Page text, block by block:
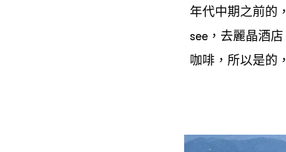
年代中期之前的 ，
see， 去麗晶酒店
咖啡 ， 所以是的 ，